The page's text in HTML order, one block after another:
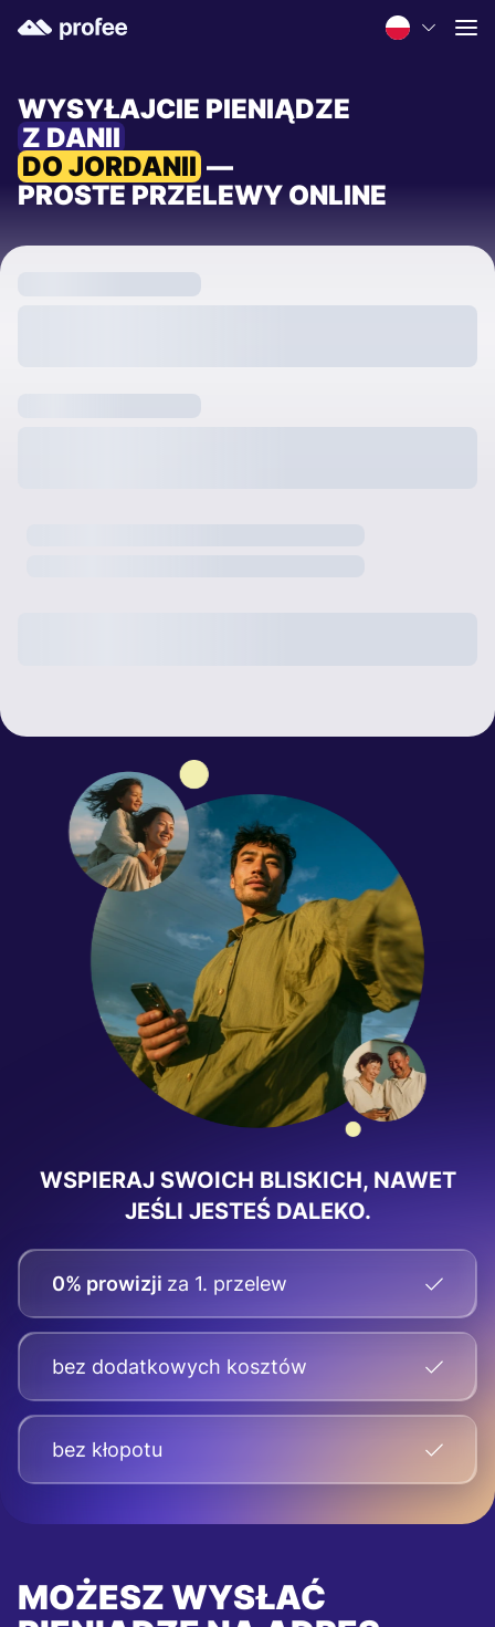
WYSYŁAJCIE PIENIĄDZE
Z DANII
DO JORDANII —
PROSTE PRZELEWY ONLINE
WSPIERAJ SWOICH BLISKICH, NAWET
JEŚLI JESTEŚ DALEKO.
0% prowizji za 1. przelew
bez dodatkowych kosztów
bez kłopotu
MOŻESZ WYSŁAĆ